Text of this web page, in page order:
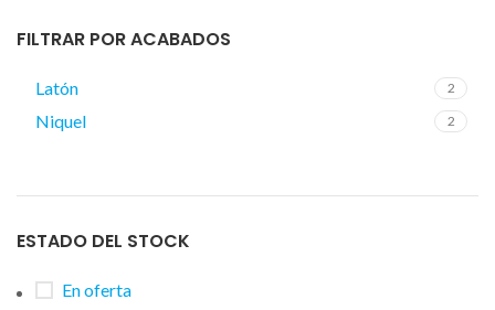
FILTRAR POR ACABADOS
Latón 2
Niquel 2
ESTADO DEL STOCK
En oferta